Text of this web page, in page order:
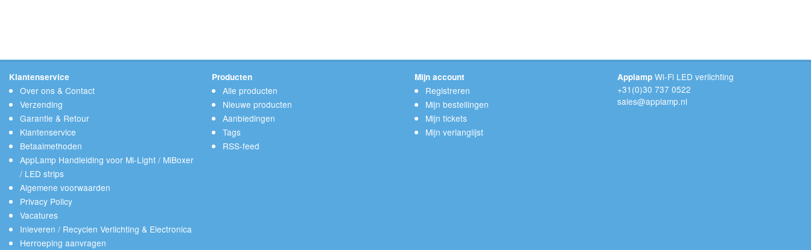
Klantenservice
Over ons & Contact
Verzending
Garantie & Retour
Klantenservice
Betaalmethoden
AppLamp Handleiding voor Mi-Light / MiBoxer
/ LED strips
Algemene voorwaarden
Privacy Policy
Vacatures
Inleveren / Recyclen Verlichting & Electronica
Herroeping aanvragen
Producten
Alle producten
Nieuwe producten
Aanbiedingen
Tags
RSS-feed
Mijn account
Registreren
Mijn bestellingen
Mijn tickets
Mijn verlanglijst
Applamp Wi-Fi LED verlichting
+31(0)30 737 0522
sales@applamp.nl